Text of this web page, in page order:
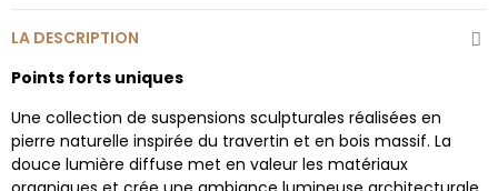
LA DESCRIPTION
Points forts uniques
Une collection de suspensions sculpturales réalisées en
pierre naturelle inspirée du travertin et en bois massif. La
douce lumière diffuse met en valeur les matériaux